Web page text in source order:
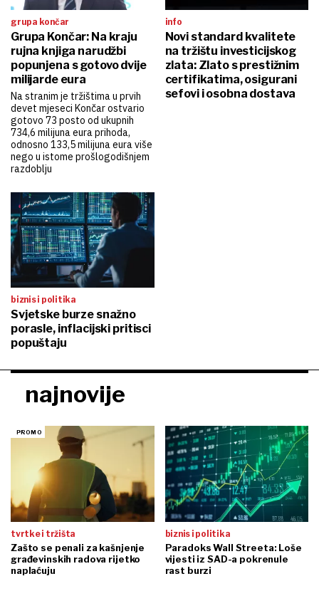
grupa končar
Grupa Končar: Na kraju
rujna knjiga narudžbi
popunjena s gotovo dvije
milijarde eura
Na stranim je tržištima u prvih
devet mjeseci Končar ostvario
gotovo 73 posto od ukupnih
734,6 milijuna eura prihoda,
odnosno 133,5 milijuna eura više
nego u istome prošlogodišnjem
razdoblju
info
Novi standard kvalitete
na tržištu investicijskog
zlata: Zlato s prestižnim
certifikatima, osigurani
sefovi i osobna dostava
biznis i politika
Svjetske burze snažno
porasle, inflacijski pritisci
popuštaju
najnovije
tvrtke i tržišta
Zašto se penali za kašnjenje
građevinskih radova rijetko
naplaćuju
biznis i politika
Paradoks Wall Streeta: Loše
vijesti iz SAD-a pokrenule
rast burzi